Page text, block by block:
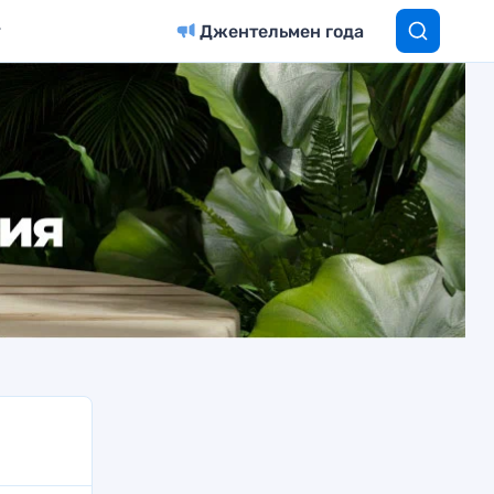
Джентельмен года